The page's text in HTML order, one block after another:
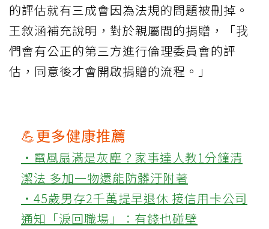
的評估就有三成會因為法規的問題被刪掉。
王敘涵補充說明，對於親屬間的捐贈，「我
們會有公正的第三方進行倫理委員會的評
估，同意後才會開啟捐贈的流程。」
💪更多健康推薦
‧電風扇滿是灰塵？家事達人教1分鐘清
潔法 多加一物還能防髒汙附著
‧45歲男存2千萬提早退休 接信用卡公司
通知「淚回職場」：有錢也碰壁